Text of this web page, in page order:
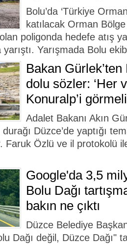
Bolu’da ‘Türkiye
katılacak Orman
poligonda hedefe atış
Yarışmada Bolu
Bakan
dolu sözler: ‘Her
Konuralp’i
Adalet Bakanı Akın
Düzce’de yaptığı
Faruk Özlü ve il protokolü
Google'da 3,5
Bolu Dağı
bakın ne çıktı
Düzce Belediye
Dağı değil, Düzce Dağı"